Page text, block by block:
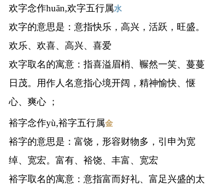
欢字念作huān,欢字五行属水
欢字的意思是：意指快乐，高兴，活跃，旺盛。
欢乐、欢喜、高兴、喜爱
欢字取名的寓意：指喜溢眉梢、冁然一笑、蔓蔓
日茂。用作人名意指心境开阔，精神愉快、惬
心、爽心 ；
裕字念作yù,裕字五行属金
裕字的意思是：富饶，形容财物多，引申为宽
绰、宽宏。富有、裕饶、丰富、宽宏
裕字取名的寓意：意指富而好礼、富足兴盛的太